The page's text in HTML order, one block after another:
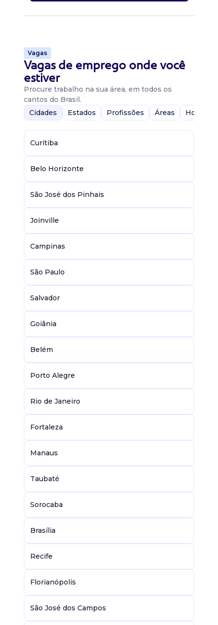
Vagas
Vagas de emprego onde você
estiver
Procure trabalho na sua área, em todos os
cantos do Brasil.
Cidades
Estados Profissões Áreas Home-
Curitiba
Belo Horizonte
São José dos Pinhais
Joinville
Campinas
São Paulo
Salvador
Goiânia
Belém
Porto Alegre
Rio de Janeiro
Fortaleza
Manaus
Taubaté
Sorocaba
Brasília
Recife
Florianópolis
São José dos Campos